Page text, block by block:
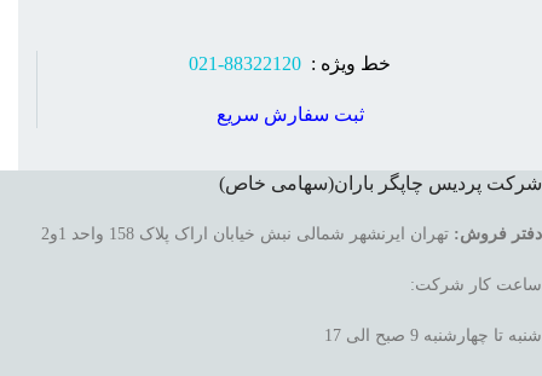
خط ویژه :
ثبت سفارش سریع
شرکت پردیس چاپگر باران(سهامی خاص)
دفتر فروش: تهران ایرنشهر شمالی نبش خیابان اراک پلاک 158 واحد 1و2
ساعت کار شرکت:
شنبه تا چهارشنبه 9 صبح الی 17